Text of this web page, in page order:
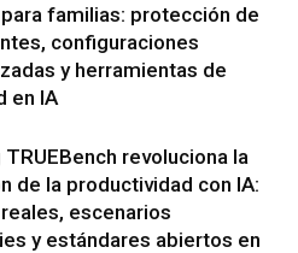
familias: protección de
configuraciones
y herramientas de
en IA
revoluciona la
de la productividad con IA:
escenarios
y estándares abiertos en